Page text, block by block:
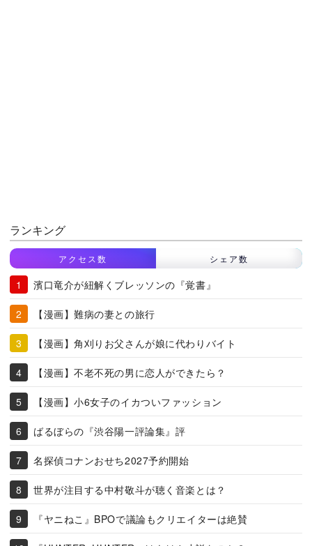
ランキング
アクセス数 シェア数
濱口竜介が紐解くブレッソンの『覚書』
【漫画】難病の妻との旅行
【漫画】角刈りお父さんが娘に代わりバイト
【漫画】不老不死の男に恋人ができたら？
【漫画】小6女子のイカついファッション
ばるぼらの『渋谷陽一評論集』評
名探偵コナンおせち2027予約開始
世界が注目する中村敬斗が聴く音楽とは？
『ヤニねこ』BPOで議論もクリエイターは絶賛